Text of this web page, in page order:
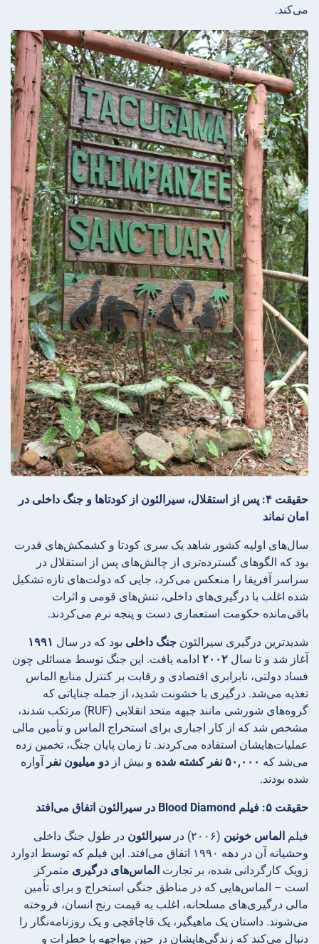
می‌کند.
حقیقت ۴: پس از استقلال، سیرالئون از کودتاها و جنگ داخلی در
امان نماند
سال‌های اولیه کشور شاهد یک سری کودتا و کشمکش‌های قدرت
بود که الگوهای گسترده‌تری از چالش‌های پس از استقلال در
سراسر آفریقا را منعکس می‌کرد، جایی که دولت‌های تازه تشکیل
شده اغلب با درگیری‌های داخلی، تنش‌های قومی و اثرات
باقی‌مانده حکومت استعماری دست و پنجه نرم می‌کردند.
شدیدترین درگیری سیرالئون جنگ داخلی بود که در سال ۱۹۹۱
آغاز شد و تا سال ۲۰۰۲ ادامه یافت. این جنگ توسط مسائلی چون
فساد دولتی، نابرابری اقتصادی و رقابت بر کنترل منابع الماس
تغذیه می‌شد. درگیری با خشونت شدید، از جمله جنایاتی که
گروه‌های شورشی مانند جبهه متحد انقلابی (RUF) مرتکب شدند،
مشخص شد که از کار اجباری برای استخراج الماس و تأمین مالی
عملیات‌هایشان استفاده می‌کردند. تا زمان پایان جنگ، تخمین زده
می‌شد که ۵۰,۰۰۰ نفر کشته شده و بیش از دو میلیون نفر آواره
شده بودند.
حقیقت ۵: فیلم Blood Diamond در سیرالئون اتفاق می‌افتد
فیلم الماس خونین (۲۰۰۶) در سیرالئون در طول جنگ داخلی
وحشیانه آن در دهه ۱۹۹۰ اتفاق می‌افتد. این فیلم که توسط ادوارد
زویک کارگردانی شده، بر تجارت الماس‌های درگیری متمرکز
است – الماس‌هایی که در مناطق جنگی استخراج و برای تأمین
مالی درگیری‌های مسلحانه، اغلب به قیمت رنج انسان، فروخته
می‌شوند. داستان یک ماهیگیر، یک قاچاقچی و یک روزنامه‌نگار را
دنبال می‌کند که زندگی‌هایشان در حین مواجهه با خطرات و